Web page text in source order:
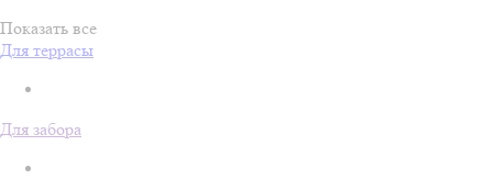
Показать все
Для террасы
Для забора